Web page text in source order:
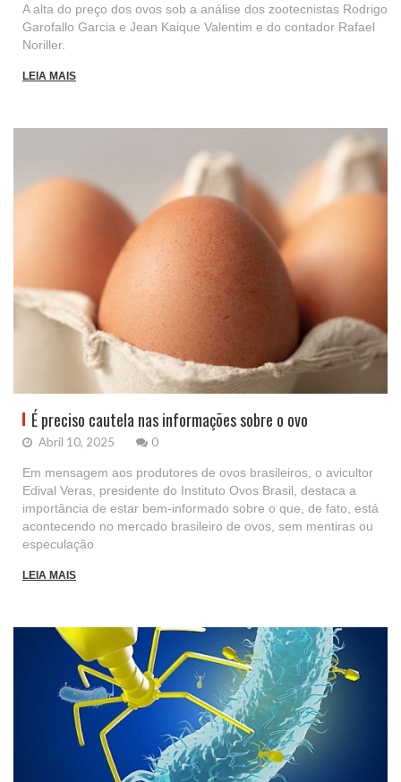
A alta do preço dos ovos sob a análise dos zootecnistas Rodrigo
Garofallo Garcia e Jean Kaique Valentim e do contador Rafael
Noriller.
LEIA MAIS
É preciso cautela nas informações sobre o ovo
Abril 10, 2025 0
Em mensagem aos produtores de ovos brasileiros, o avicultor
Edival Veras, presidente do Instituto Ovos Brasil, destaca a
importância de estar bem-informado sobre o que, de fato, está
acontecendo no mercado brasileiro de ovos, sem mentiras ou
especulação
LEIA MAIS